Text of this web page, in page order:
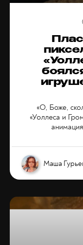
«О, Боже,
«Уоллеса и
Маша